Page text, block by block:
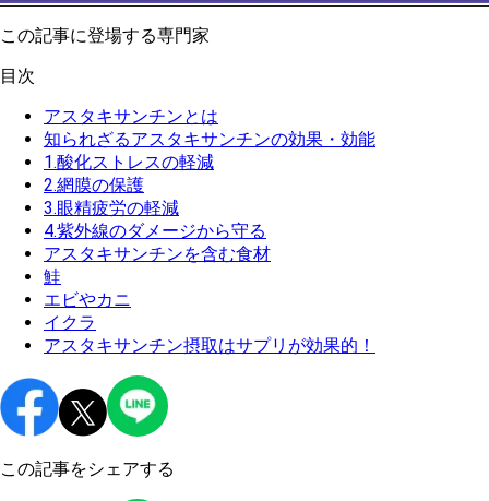
この記事に登場する専門家
目次
アスタキサンチンとは
知られざるアスタキサンチンの効果・効能
1.酸化ストレスの軽減
2.網膜の保護
3.眼精疲労の軽減
4.紫外線のダメージから守る
アスタキサンチンを含む食材
鮭
エビやカニ
イクラ
アスタキサンチン摂取はサプリが効果的！
この記事をシェアする